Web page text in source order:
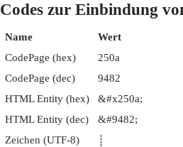
Codes zur Einbindung
Name
Wert
CodePage (hex)
250a
CodePage (dec)
9482
HTML Entity (hex)
&#x250a;
HTML Entity (dec)
&#9482;
Zeichen (UTF-8)
┊